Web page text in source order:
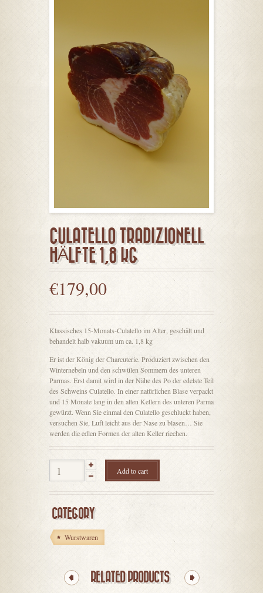
CULATELLO TRADIZIONELL
HÄLFTE 1,8 KG
€179,00
Klassisches 15-Monats-Culatello im Alter, geschält und
behandelt halb vakuum um ca. 1,8 kg
Er ist der König der Charcuterie. Produziert zwischen den
Winternebeln und den schwülen Sommern des unteren
Parmas. Erst damit wird in der Nähe des Po der edelste Teil
des Schweins Culatello. In einer natürlichen Blase verpackt
und 15 Monate lang in den alten Kellern des unteren Parma
gewürzt. Wenn Sie einmal den Culatello geschluckt haben,
versuchen Sie, Luft leicht aus der Nase zu blasen… Sie
werden die edlen Formen der alten Keller riechen.
Add to cart
CATEGORY
Wurstwaren
RELATED PRODUCTS